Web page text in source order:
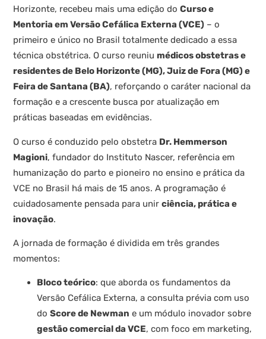
Horizonte, recebeu mais uma edição doCurso e
Mentoria em Versão Cefálica Externa (VCE) – o
primeiro e único no Brasil totalmente dedicado a essa
técnica obstétrica. O curso reuniumédicos obstetras e
residentes de Belo Horizonte (MG), Juiz de Fora (MG) e
Feira de Santana (BA), reforçando o caráter nacional da
formação e a crescente busca por atualização em
práticas baseadas em evidências.
O curso é conduzido pelo obstetra Dr. Hemmerson
Magioni, fundador do Instituto Nascer, referência em
humanização do parto e pioneiro no ensino e prática da
VCE no Brasil há mais de 15 anos. A programação é
cuidadosamente pensada para unirciência, prática e
inovação.
A jornada de formação é dividida em três grandes
momentos:
Bloco teórico: que aborda os fundamentos da
Versão Cefálica Externa, a consulta prévia com uso
doScore de Newman e um módulo inovador sobre
gestão comercial da VCE, com foco em marketing,